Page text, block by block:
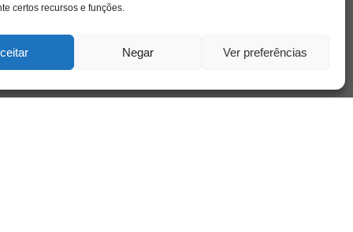
certos recursos e funções.
Negar Ver preferências
loucura luto maternidade
psicologia relato